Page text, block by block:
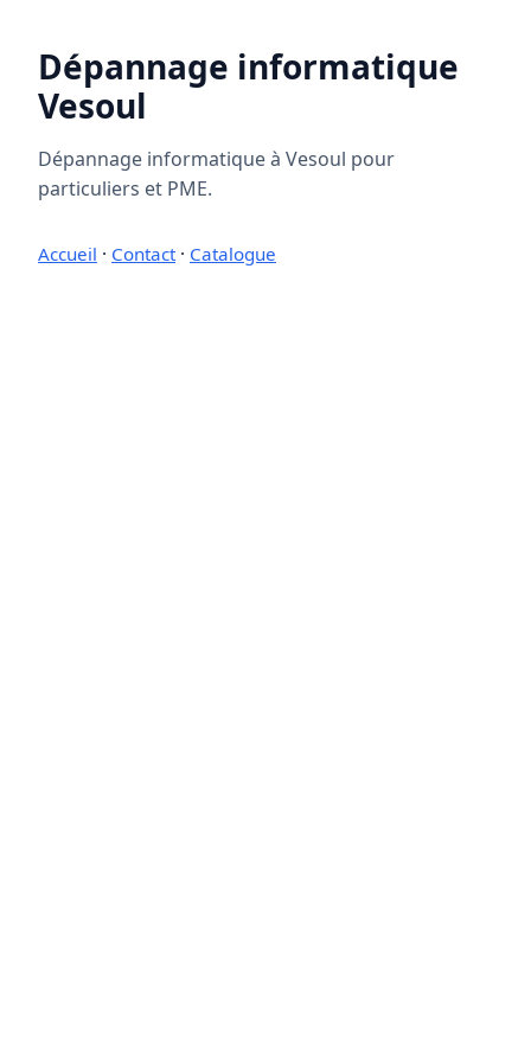
Dépannage informatique
Vesoul
Dépannage informatique à Vesoul pour
particuliers et PME.
Accueil · Contact· Catalogue